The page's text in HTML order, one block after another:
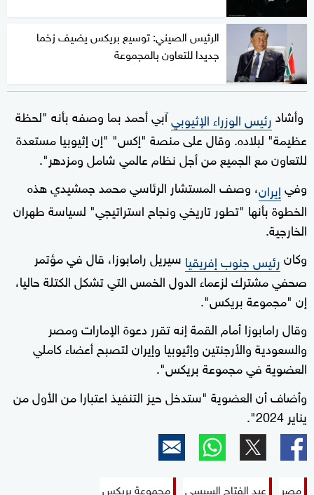
الرئيس الصيني: توسيع بريكس يضيف زخما
جديدا للتعاون بالمجموعة
وأشادرئيس الوزراء الإثيوبيآبي أحمد بما وصفه بأنه "لحظة
عظيمة" لبلاده. وقال على منصة "إكس" "إن إثيوبيا مستعدة
للتعاون مع الجميع من أجل نظام عالمي شامل ومزدهر".
وفيإيران، وصف المستشار الرئاسي محمد جمشيدي هذه
الخطوة بأنها "تطور تاريخي ونجاح استراتيجي" لسياسة طهران
الخارجية.
وكانرئيس جنوب إفريقيا سيريل رامابوزا، قال في مؤتمر
صحفي مشترك لزعماء الدول الخمس التي تشكل الكتلة حاليا،
إن "مجموعة بريكس".
وقال رامابوزا أمام القمة إنه تقرر دعوة الإمارات ومصر
والسعودية والأرجنتين وإثيوبيا وإيران لتصبح أعضاء كاملي
العضوية في مجموعة بريكس".
وأضاف أن العضوية "ستدخل حيز التنفيذ اعتبارا من الأول من
يناير 2024".
مصر عبد الفتاح السيسي مجموعة بريكس